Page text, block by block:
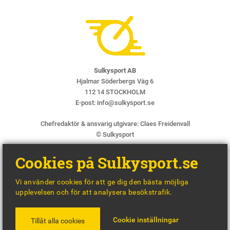
Sulkysport AB
Hjalmar Söderbergs Väg 6
112 14 STOCKHOLM
E-post: info@sulkysport.se
Chefredaktör & ansvarig utgivare: Claes Freidenvall
© Sulkysport
BY
Cookies på Sulkysport.se
Vi använder cookies för att ge dig den bästa möjliga
upplevelsen och för att analysera besökstrafik.
Tillåt alla cookies Cookie inställningar